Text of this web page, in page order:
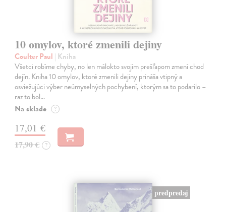
10 omylov, ktoré zmenili dejiny
Coulter Paul | Kniha
Všetci robíme chyby, no len málokto svojím prešľapom zmení chod
dejín. Kniha 10 omylov, ktoré zmenili dejiny prináša vtipný a
osviežujúci výber neúmyselných pochybení, ktorým sa to podarilo –
raz to bol…
Na sklade ?
17,01 €
17,90 € ?
predpredaj